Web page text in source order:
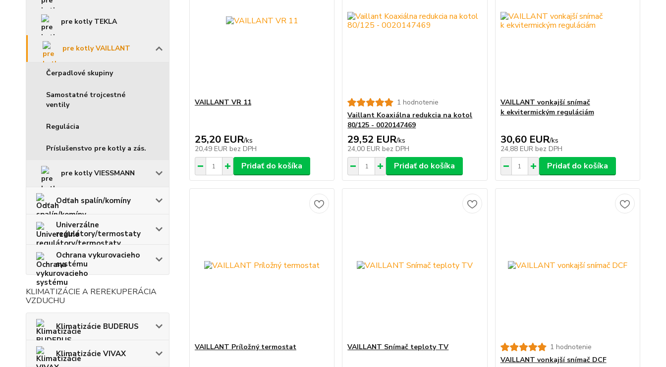
pre kotly TEKLA
pre kotly VAILLANT
Čerpadlové skupiny
Samostatné trojcestné
ventily
Regulácia
Príslušenstvo pre kotly a zás.
pre kotly VIESSMANN
Odťah spalín/komíny
Univerzálne
regulátory/termostaty
Ochrana vykurovacieho
systému
KLIMATIZÁCIE A REREKUPERÁCIA
VZDUCHU
Klimatizácie BUDERUS
Klimatizácie VIVAX
VAILLANT VR 11
25,20 EUR/ks
20,49 EUR bez DPH
Pridať do košíka
1 hodnotenie
Vaillant Koaxiálna redukcia na kotol
80/125 - 0020147469
29,52 EUR/ks
24,00 EUR bez DPH
Pridať do košíka
VAILLANT vonkajší snímač
k ekvitermickým reguláciám
30,60 EUR/ks
24,88 EUR bez DPH
Pridať do košíka
VAILLANT Príložný termostat VAILLANT Snímač teploty TV
1 hodnotenie
VAILLANT vonkajší snímač DCF